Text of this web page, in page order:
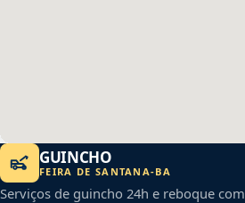
GUINCHO
FEIRA DE SANTANA-BA
Serviços de guincho 24h e reboque com